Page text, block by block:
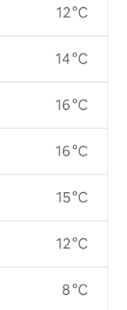
12 °C
14 °C
16 °C
16 °C
15 °C
12 °C
8 °C